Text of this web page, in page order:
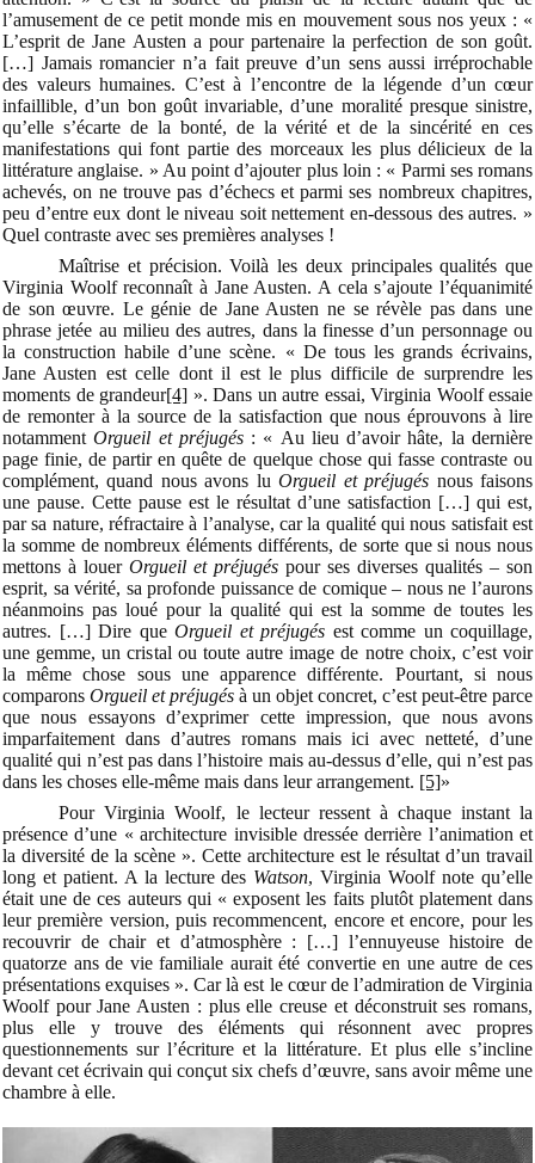
l’amusement de ce petit monde mis en mouvement sous nos yeux : «
L’esprit de Jane Austen a pour partenaire la perfection de son goût.
[…] Jamais romancier n’a fait preuve d’un sens aussi irréprochable
des valeurs humaines. C’est à l’encontre de la légende d’un cœur
infaillible, d’un bon goût invariable, d’une moralité presque sinistre,
qu’elle s’écarte de la bonté, de la vérité et de la sincérité en ces
manifestations qui font partie des morceaux les plus délicieux de la
littérature anglaise. » Au point d’ajouter plus loin : « Parmi ses romans
achevés, on ne trouve pas d’échecs et parmi ses nombreux chapitres,
peu d’entre eux dont le niveau soit nettement en-dessous des autres. »
Quel contraste avec ses premières analyses !
Maîtrise et précision. Voilà les deux principales qualités que
Virginia Woolf reconnaît à Jane Austen. A cela s’ajoute l’équanimité
de son œuvre. Le génie de Jane Austen ne se révèle pas dans une
phrase jetée au milieu des autres, dans la finesse d’un personnage ou
la construction habile d’une scène. « De tous les grands écrivains,
Jane Austen est celle dont il est le plus difficile de surprendre les
moments de grandeur[4] ». Dans un autre essai, Virginia Woolf essaie
de remonter à la source de la satisfaction que nous éprouvons à lire
notammentOrgueil et préjugés: « Au lieu d’avoir hâte, la dernière
page finie, de partir en quête de quelque chose qui fasse contraste ou
complément, quand nous avons luOrgueil et préjugés nous faisons
une pause. Cette pause est le résultat d’une satisfaction […] qui est,
par sa nature, réfractaire à l’analyse, car la qualité qui nous satisfait est
la somme de nombreux éléments différents, de sorte que si nous nous
mettons à louer Orgueil et préjugés pour ses diverses qualités – son
esprit, sa vérité, sa profonde puissance de comique – nous ne l’aurons
néanmoins pas loué pour la qualité qui est la somme de toutes les
autres. […] Dire que Orgueil et préjugés est comme un coquillage,
une gemme, un cristal ou toute autre image de notre choix, c’est voir
la même chose sous une apparence différente. Pourtant, si nous
comparons Orgueil et préjugés à un objet concret, c’est peut-être parce
que nous essayons d’exprimer cette impression, que nous avons
imparfaitement dans d’autres romans mais ici avec netteté, d’une
qualité qui n’est pas dans l’histoire mais au-dessus d’elle, qui n’est pas
dans les choses elle-même mais dans leur arrangement. [5]»
Pour Virginia Woolf, le lecteur ressent à chaque instant la
présence d’une « architecture invisible dressée derrière l’animation et
la diversité de la scène ». Cette architecture est le résultat d’un travail
long et patient. A la lecture des Watson, Virginia Woolf note qu’elle
était une de ces auteurs qui « exposent les faits plutôt platement dans
leur première version, puis recommencent, encore et encore, pour les
recouvrir de chair et d’atmosphère : […] l’ennuyeuse histoire de
quatorze ans de vie familiale aurait été convertie en une autre de ces
présentations exquises ». Car là est le cœur de l’admiration de Virginia
Woolf pour Jane Austen : plus elle creuse et déconstruit ses romans,
plus elle y trouve des éléments qui résonnent avec propres
questionnements sur l’écriture et la littérature. Et plus elle s’incline
devant cet écrivain qui conçut six chefs d’œuvre, sans avoir même une
chambre à elle.